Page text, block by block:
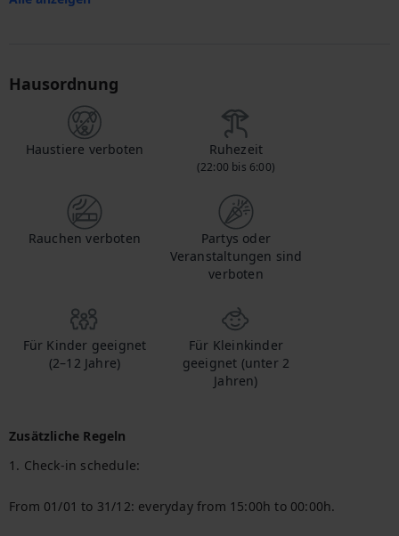
Hausordnung
Haustiere verboten Ruhezeit
(22:00 bis 6:00)
Rauchen verboten
Partys oder
Veranstaltungen sind
verboten
Für Kinder geeignet
(2–12 Jahre)
Für Kleinkinder
geeignet (unter 2
Jahren)
Zusätzliche Regeln
1. Check-in schedule:
From 01/01 to 31/12: everyday from 15:00h to 00:00h.